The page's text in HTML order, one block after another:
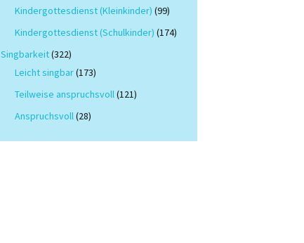
Kindergottesdienst (Kleinkinder) (99)
Kindergottesdienst (Schulkinder) (174)
Singbarkeit(322)
Leicht singbar(173)
Teilweise anspruchsvoll(121)
Anspruchsvoll(28)